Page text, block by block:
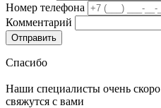
Номер телефона
Комментарий
Спасибо
Наши специалисты очень скоро
свяжутся с вами